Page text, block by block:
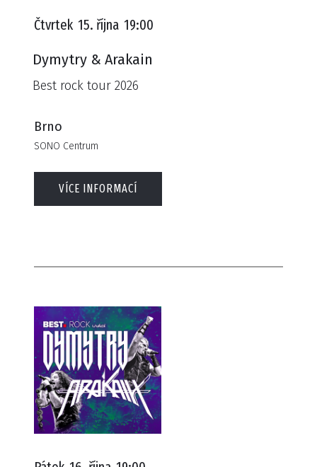
Čtvrtek 15. října 19:00
Dymytry & Arakain
Best rock tour 2026
Brno
SONO Centrum
VÍCE INFORMACÍ